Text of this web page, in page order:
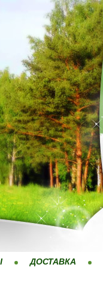
ДОСТАВКА